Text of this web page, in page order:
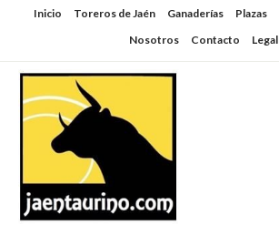
SaltarInicio Toreros de Jaén Ganaderías Plazas
Nosotros
Contacto Legal